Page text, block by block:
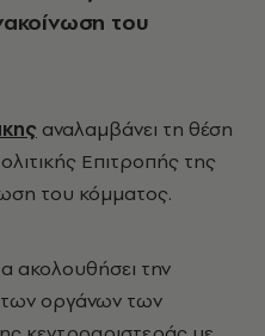
του
αναλαμβάνει τη θέση
Επιτροπής της
του κόμματος.
ακολουθήσει την
των οργάνων των